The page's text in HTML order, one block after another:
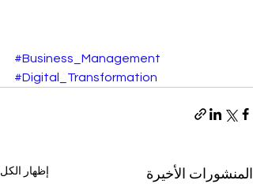
#Business_Management
#Digital_Transformation
المنشورات الأخيرة إظهار الكل